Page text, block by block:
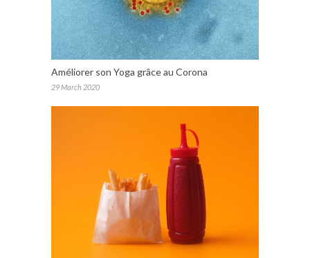
Améliorer son Yoga grâce au Corona
29 March 2020